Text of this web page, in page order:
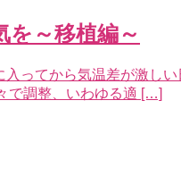
を～移植編～
入ってから気温差が激し
で調整、いわゆる適 […]